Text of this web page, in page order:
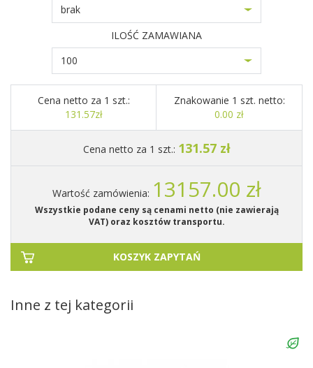
brak
ILOŚĆ ZAMAWIANA
100
Cena netto za 1 szt.:
131.57zł
Znakowanie 1 szt. netto:
0.00 zł
Cena netto za 1 szt.: 131.57 zł
Wartość zamówienia: 13157.00 zł
Wszystkie podane ceny są cenami netto (nie zawierają
VAT) oraz kosztów transportu.
KOSZYK ZAPYTAŃ
Inne z tej kategorii